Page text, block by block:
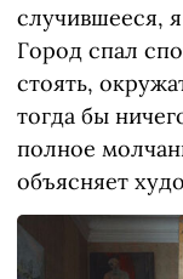
случившееся,
Город спал
стоять,
тогда бы
полное
объясняет